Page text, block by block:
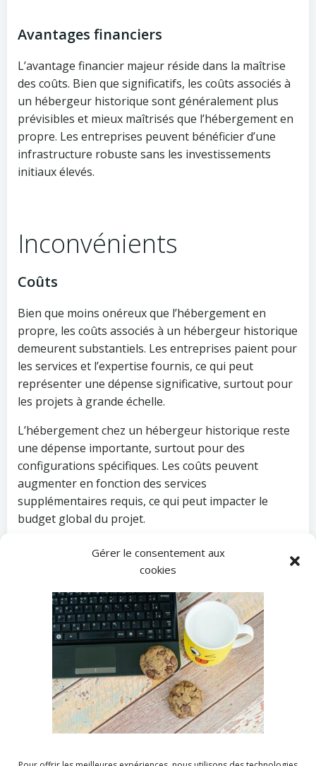
Gérer le consentement aux
cookies
Avantages financiers
L’avantage financier majeur réside dans la maîtrise
des coûts. Bien que significatifs, les coûts associés à
un hébergeur historique sont généralement plus
prévisibles et mieux maîtrisés que l’hébergement en
propre. Les entreprises peuvent bénéficier d’une
infrastructure robuste sans les investissements
initiaux élevés.
Inconvénients
Coûts
Bien que moins onéreux que l’hébergement en
propre, les coûts associés à un hébergeur historique
demeurent substantiels. Les entreprises paient pour
les services et l’expertise fournis, ce qui peut
représenter une dépense significative, surtout pour
les projets à grande échelle.
L’hébergement chez un hébergeur historique reste
une dépense importante, surtout pour des
configurations spécifiques. Les coûts peuvent
augmenter en fonction des services
supplémentaires requis, ce qui peut impacter le
budget global du projet.
Les hébergeurs historiques imposent parfois des
restrictions sur la personnalisation de
l’infrastructure. Certains paramètres de
configuration peuvent être prédéfinis, ce qui peut
limiter la flexibilité pour des projets nécessitant des
configurations spécifiques.